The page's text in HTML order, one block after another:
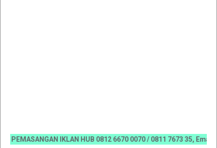
IKLAN HUB 0812 6670 0070 / 0811 7673 35,